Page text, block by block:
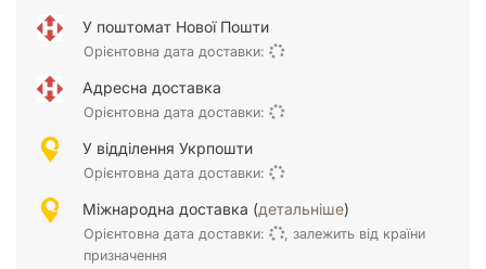
У поштомат Нової Пошти
Орієнтовна дата доставки:
Адресна доставка
Орієнтовна дата доставки:
У відділення Укрпошти
Орієнтовна дата доставки:
Міжнародна доставка (детальніше)
Орієнтовна дата доставки:
, залежить від країни
призначення